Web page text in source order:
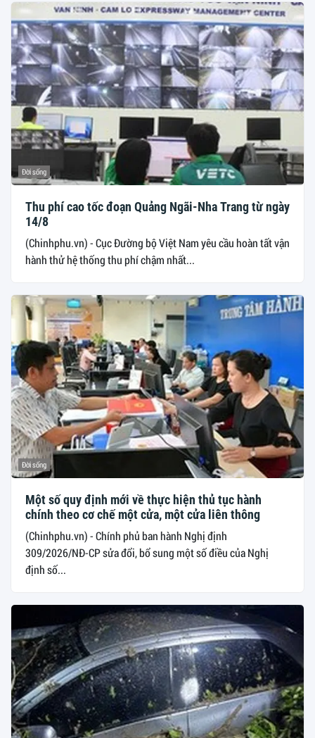
Đời sống
Thu phí cao tốc đoạn Quảng Ngãi-Nha Trang từ ngày
14/8
(Chinhphu.vn) - Cục Đường bộ Việt Nam yêu cầu hoàn tất vận
hành thử hệ thống thu phí chậm nhất...
Đời sống
Một số quy định mới về thực hiện thủ tục hành
chính theo cơ chế một cửa, một cửa liên thông
(Chinhphu.vn) - Chính phủ ban hành Nghị định
309/2026/NĐ-CP sửa đổi, bổ sung một số điều của Nghị
định số...